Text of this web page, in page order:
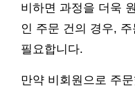
비하면 과정을 더욱
인 주문 건의 경우,
필요합니다.
만약 비회원으로 주